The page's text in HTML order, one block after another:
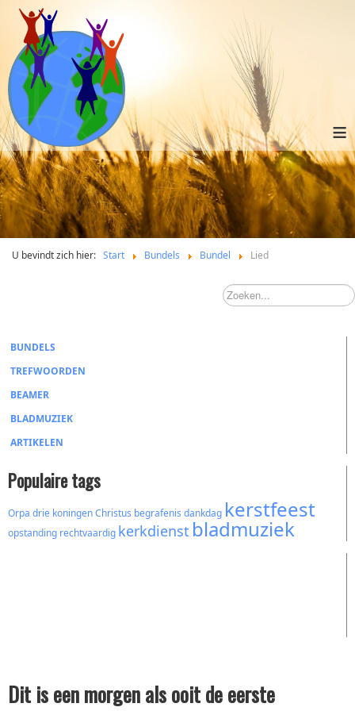
≡
U bevindt zich hier: Start Bundels Bundel Lied
BUNDELS
TREFWOORDEN
BEAMER
BLADMUZIEK
ARTIKELEN
Populaire tags
Orpa drie koningenChristus begrafenis dankdag kerstfeest
opstanding rechtvaardig kerkdienst bladmuziek
Dit is een morgen als ooit de eerste